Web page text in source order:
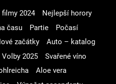
2024
Nejlepší horory
času Partie
Počasí
začátky
Auto – katalog
Volby 2025
Svařené víno
Aloe vera